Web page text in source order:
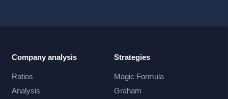
Company analysis
Ratios
Analysis
Strategies
Magic Formula
Graham